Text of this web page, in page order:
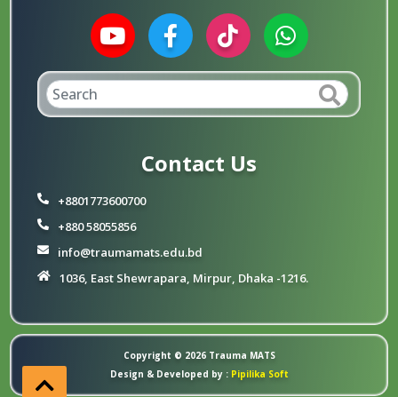
Contact Us
+8801773600700
+880 58055856
info@traumamats.edu.bd
1036, East Shewrapara, Mirpur, Dhaka -1216.
Copyright © 2026 Trauma MATS
Design & Developed by :Pipilika Soft